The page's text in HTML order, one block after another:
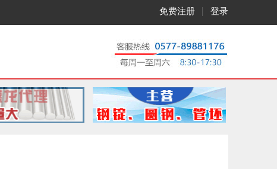
免费注册 登录